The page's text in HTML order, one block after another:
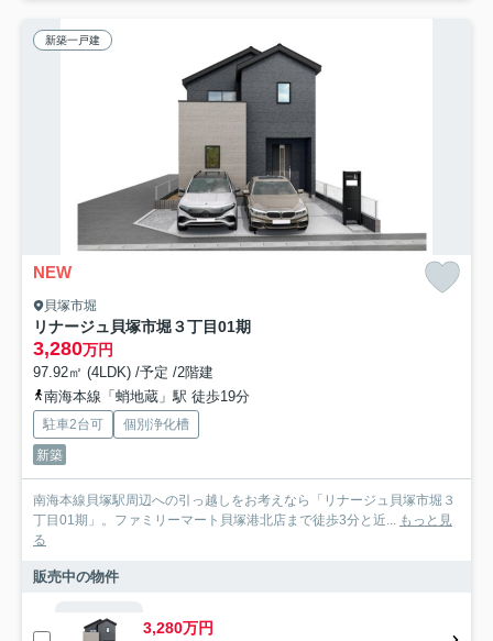
新築一戸建
NEW
貝塚市堀
リナージュ貝塚市堀３丁目01期
3,280万円
97.92㎡ (4LDK) /予定 /2階建
南海本線「蛸地蔵」駅 徒歩19分
駐車2台可
個別浄化槽
新築
南海本線貝塚駅周辺への引っ越しをお考えなら「リナージュ貝塚市堀３
丁目01期」。ファミリーマート貝塚港北店まで徒歩3分と近... もっと見
る
販売中の物件
3,280万円